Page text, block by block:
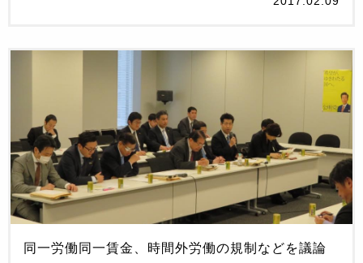
同一労働同一賃金、時間外労働の規制などを議論